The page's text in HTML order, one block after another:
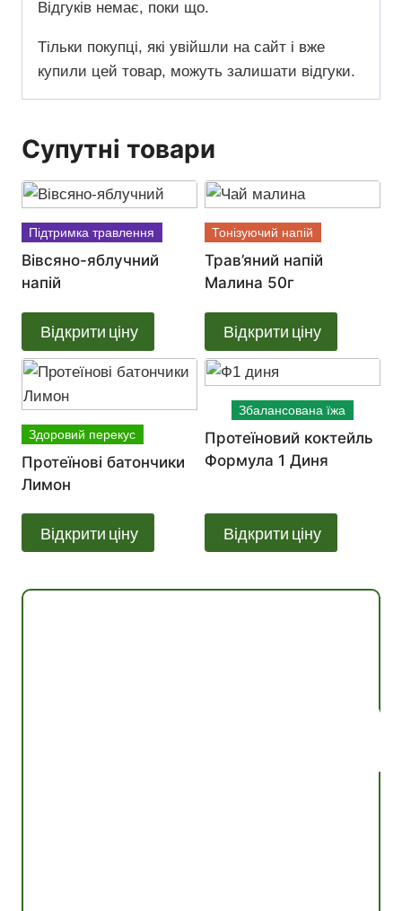
Відгуків немає, поки що.
Тільки покупці, які увійшли на сайт і вже
купили цей товар, можуть залишати відгуки.
Супутні товари
Підтримка травлення
Вівсяно-яблучний
напій
Відкрити ціну
Тонізуючий напій
Трав’яний напій
Малина 50г
Відкрити ціну
Здоровий перекус
Протеїнові батончики
Лимон
Відкрити ціну
Збалансована їжа
Протеїновий коктейль
Формула 1 Диня
Відкрити ціну